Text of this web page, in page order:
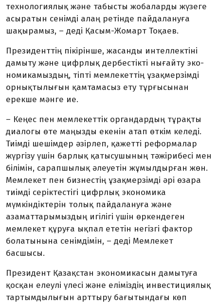
техно­логиялық және табысты жобаларды жүзеге
асыратын сенімді алаң ре­тінде пайдалануға
шақырамыз, – деді Қасым-Жомарт Тоқаев.
Президенттің пікірінше, жасан­ды интеллектіні
дамыту және цифр­лық дербестікті нығайту эко­
номикамыздың, тіпті мемлекеттің ұзақмерзімді
орнықтылығын қамтамасыз ету тұрғысынан
ерекше мәнге ие.
– Кеңес пен мемлекеттік органдардың тұрақты
диалогы өте маңызды екенін атап өткім келеді.
Тиімді шешімдер әзірлеп, қажетті реформалар
жүргізу үшін барлық қатысушының тәжірибесі мен
білімін, сарапшылық әлеуетін жұмылдырған жөн.
Мемлекет пен бизнестің ұзақмерзімді әрі өзара
тиімді серіктестігі цифрлық эко­номика
мүмкіндіктерін толық пайдалануға және
азаматтары­мыздың игілігі үшін өркендеген
мемлекет құруға ықпал ететін не­гізгі фактор
болатынына сенім­дімін, – деді Мемлекет
басшысы.
Президент Қазақстан эко­номика­сын дамытуға
қосқан елеулі үлесі және еліміздің инвестициялық
тартымдылығын арттыру бағытын­дағы көп